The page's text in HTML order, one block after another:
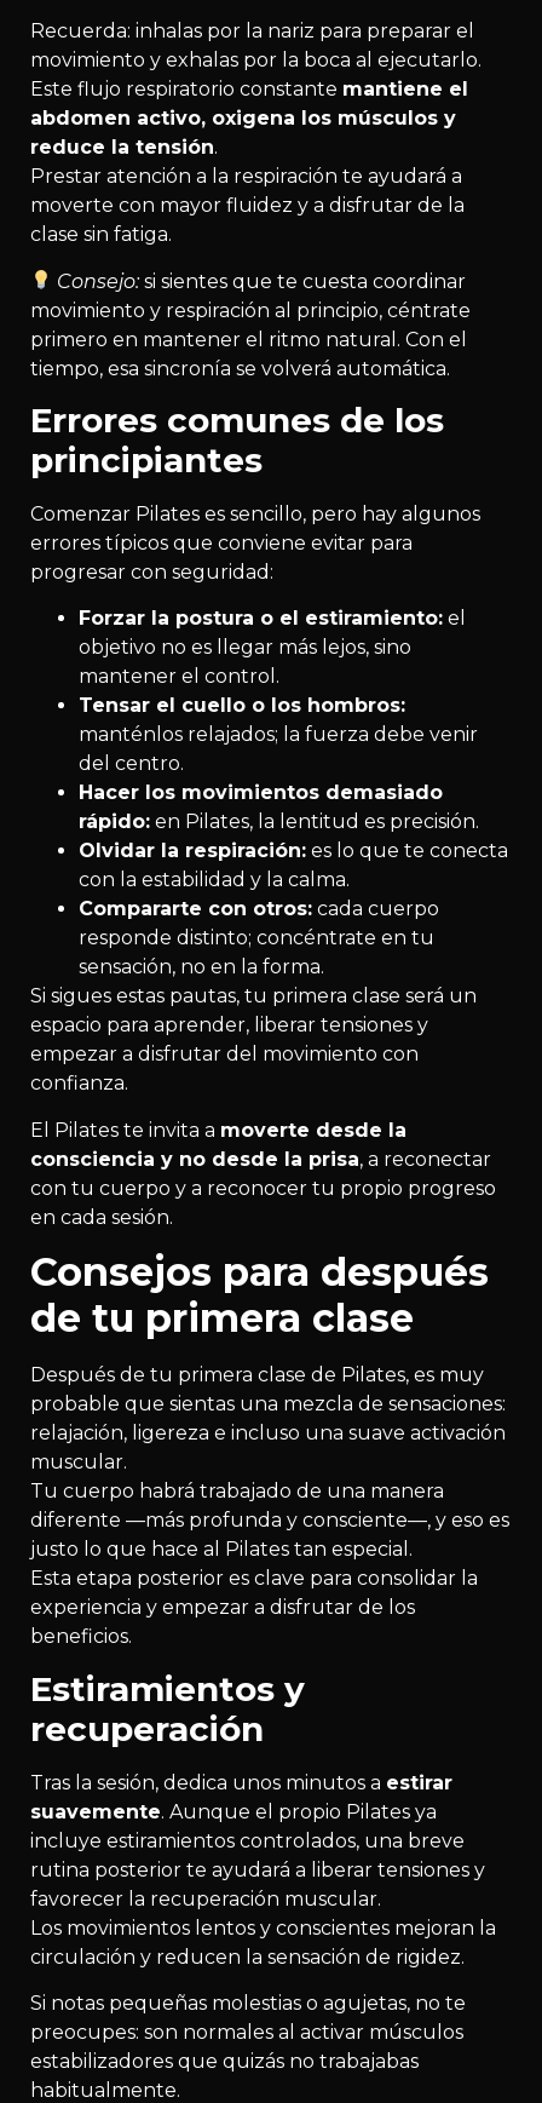
Recuerda: inhalas por la nariz para preparar el
movimiento y exhalas por la boca al ejecutarlo.
Este flujo respiratorio constante mantiene el
abdomen activo, oxigena los músculos y
reduce la tensión.
Prestar atención a la respiración te ayudará a
moverte con mayor fluidez y a disfrutar de la
clase sin fatiga.
Consejo:si sientes que te cuesta coordinar
movimiento y respiración al principio, céntrate
primero en mantener el ritmo natural. Con el
tiempo, esa sincronía se volverá automática.
Errores comunes de los
principiantes
Comenzar Pilates es sencillo, pero hay algunos
errores típicos que conviene evitar para
progresar con seguridad:
Forzar la postura o el estiramiento: el
objetivo no es llegar más lejos, sino
mantener el control.
Tensar el cuello o los hombros:
manténlos relajados; la fuerza debe venir
del centro.
Hacer los movimientos demasiado
rápido: en Pilates, la lentitud es precisión.
Olvidar la respiración: es lo que te conecta
con la estabilidad y la calma.
Compararte con otros: cada cuerpo
responde distinto; concéntrate en tu
sensación, no en la forma.
Si sigues estas pautas, tu primera clase será un
espacio para aprender, liberar tensiones y
empezar a disfrutar del movimiento con
confianza.
El Pilates te invita a moverte desde la
consciencia y no desde la prisa, a reconectar
con tu cuerpo y a reconocer tu propio progreso
en cada sesión.
Consejos para después
de tu primera clase
Después de tu primera clase de Pilates, es muy
probable que sientas una mezcla de sensaciones:
relajación, ligereza e incluso una suave activación
muscular.
Tu cuerpo habrá trabajado de una manera
diferente —más profunda y consciente—, y eso es
justo lo que hace al Pilates tan especial.
Esta etapa posterior es clave para consolidar la
experiencia y empezar a disfrutar de los
beneficios.
Estiramientos y
recuperación
Tras la sesión, dedica unos minutos a estirar
suavemente. Aunque el propio Pilates ya
incluye estiramientos controlados, una breve
rutina posterior te ayudará a liberar tensiones y
favorecer la recuperación muscular.
Los movimientos lentos y conscientes mejoran la
circulación y reducen la sensación de rigidez.
Si notas pequeñas molestias o agujetas, no te
preocupes: son normales al activar músculos
estabilizadores que quizás no trabajabas
habitualmente.